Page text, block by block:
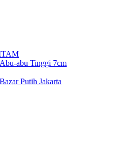
abu Tinggi 7cm
Putih Jakarta